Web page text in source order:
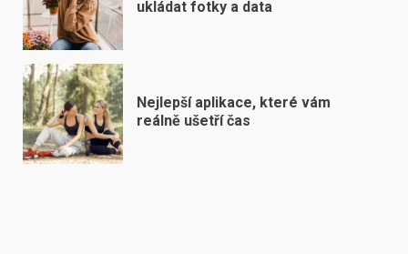
ukládat fotky a data
Nejlepší aplikace, které vám
reálně ušetří čas